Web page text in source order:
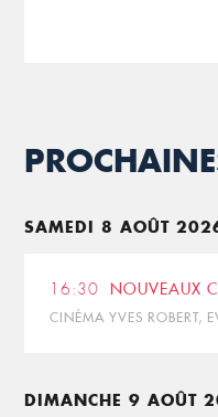
SAMEDI 8 AOÛT
16:30 NOUVEAUX
CINÉMA YVES ROBERT,
DIMANCHE 9 AOÛT